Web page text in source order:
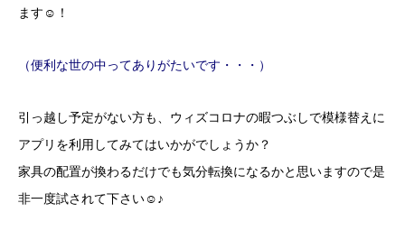
ます☺！
（便利な世の中ってありがたいです・・・）
引っ越し予定がない方も、ウィズコロナの暇つぶしで模様替えに
アプリを利用してみてはいかがでしょうか？
家具の配置が換わるだけでも気分転換になるかと思いますので是
非一度試されて下さい☺♪